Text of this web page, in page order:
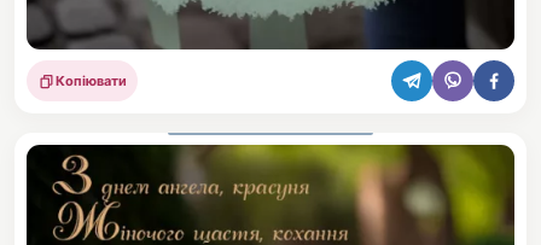
Поділитися
Копіювати